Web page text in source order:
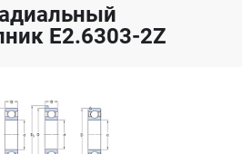
E2.6303-2Z